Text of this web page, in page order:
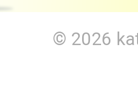
© 2026